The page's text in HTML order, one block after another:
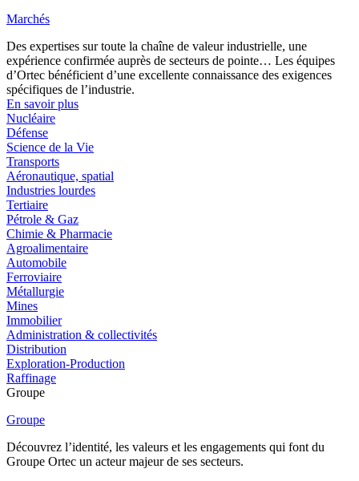
Marchés
Des expertises sur toute la chaîne de valeur industrielle, une
expérience confirmée auprès de secteurs de pointe… Les équipes
d’Ortec bénéficient d’une excellente connaissance des exigences
spécifiques de l’industrie.
En savoir plus
Nucléaire
Défense
Science de la Vie
Transports
Aéronautique, spatial
Industries lourdes
Tertiaire
Pétrole & Gaz
Chimie & Pharmacie
Agroalimentaire
Automobile
Ferroviaire
Métallurgie
Mines
Immobilier
Administration & collectivités
Distribution
Exploration-Production
Raffinage
Groupe
Groupe
Découvrez l’identité, les valeurs et les engagements qui font du
Groupe Ortec un acteur majeur de ses secteurs.